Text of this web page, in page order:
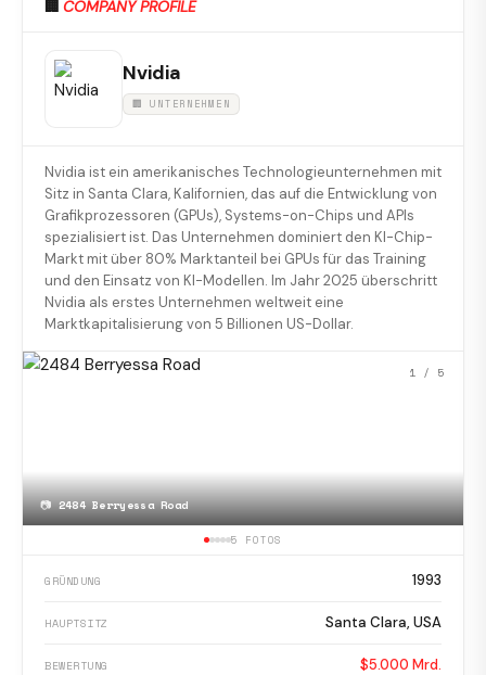
COMPANY PROFILE
Nvidia
🏢 UNTERNEHMEN
Nvidia ist ein amerikanisches Technologieunternehmen mit
Sitz in Santa Clara, Kalifornien, das auf die Entwicklung von
Grafikprozessoren (GPUs), Systems-on-Chips und APIs
spezialisiert ist. Das Unternehmen dominiert den KI-Chip-
Markt mit über 80% Marktanteil bei GPUs für das Training
und den Einsatz von KI-Modellen. Im Jahr 2025 überschritt
Nvidia als erstes Unternehmen weltweit eine
Marktkapitalisierung von 5 Billionen US-Dollar.
📷2484 Berryessa Road
1 / 5
5 FOTOS
GRÜNDUNG 1993
HAUPTSITZ Santa Clara, USA
BEWERTUNG $5.000 Mrd.